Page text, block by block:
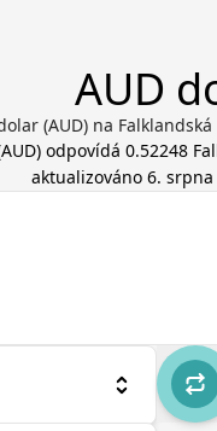
AUD
(AUD) na
AUD) odpovídá 0.52248
aktualizováno 6. srpna